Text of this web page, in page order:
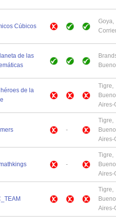
Cúbicos
Goya,
de las
héroes de la
Tigre,
Aires-
-
Tigre,
Aires-
-
Tigre,
Aires-
Tigre,
Aires-